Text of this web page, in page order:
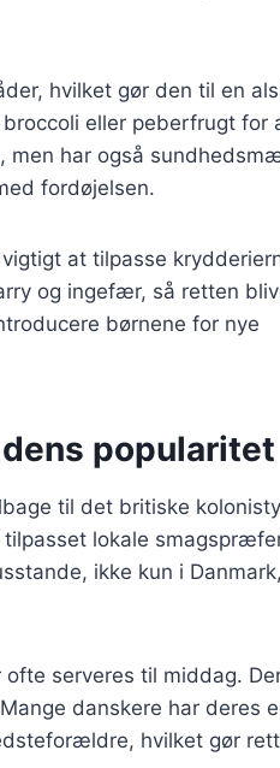
hvilket gør den til en
eller peberfrugt for
men har også
fordøjelsen.
at tilpasse
og ingefær, så retten
børnene for nye
popularitet
til det britiske
lokale
ikke kun i
serveres til middag.
danskere har deres
hvilket gør